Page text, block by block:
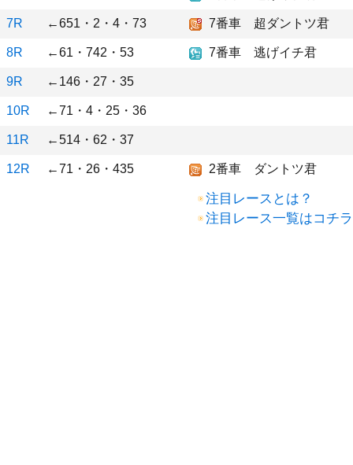
7R ←651・2・4・73 7番車 超ダントツ君
8R ←61・742・53 7番車 逃げイチ君
9R ←146・27・35
10R ←71・4・25・36
11R ←514・62・37
12R ←71・26・435 2番車 ダントツ君
注目レースとは？
注目レース一覧はコチラ